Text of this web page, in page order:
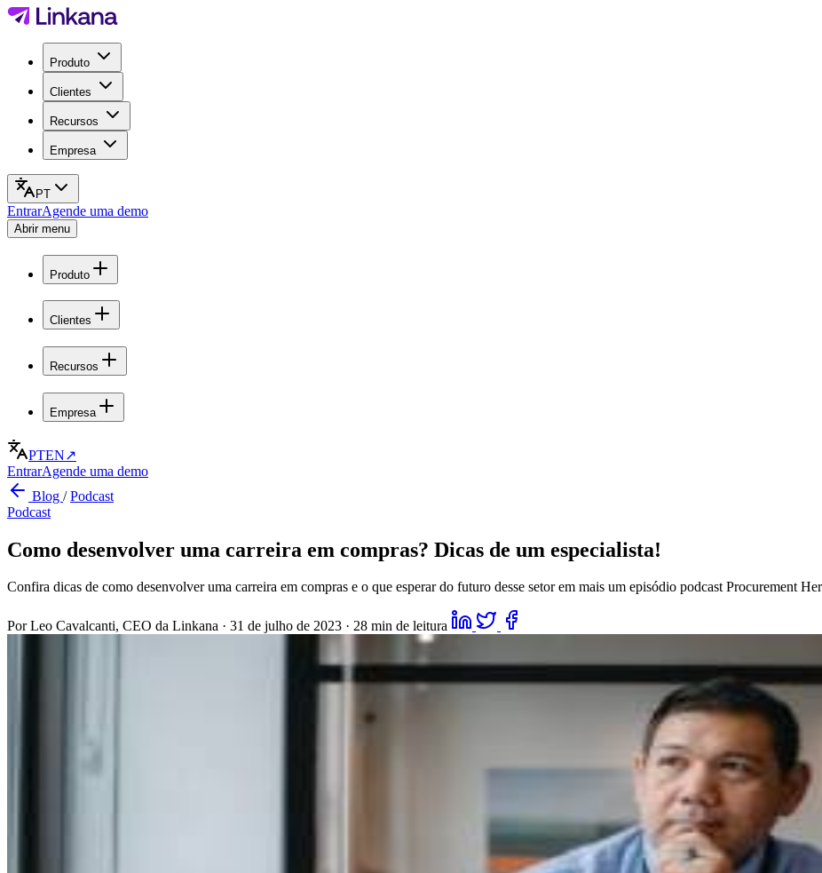
Produto
Clientes
Recursos
Empresa
PT
EntrarAgende uma demo
Abrir menu
Produto
Clientes
Recursos
Empresa
PTEN↗
EntrarAgende uma demo
Blog /Podcast
Podcast
Como desenvolver uma carreira em compras? Dicas de um especialista!
Confira dicas de como desenvolver uma carreira em compras e o que esperar do futuro desse setor em mais um episódio podcast Procurement
Por Leo Cavalcanti, CEO da Linkana · 31 de julho de 2023 · 28 min de leitura